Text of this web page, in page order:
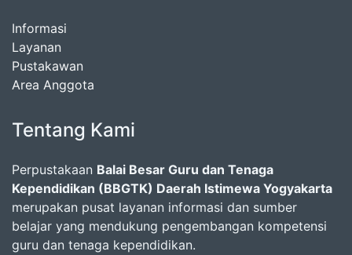
Informasi
Layanan
Pustakawan
Area Anggota
Tentang Kami
Perpustakaan Balai Besar Guru dan Tenaga
Kependidikan (BBGTK) Daerah Istimewa Yogyakarta
merupakan pusat layanan informasi dan sumber
belajar yang mendukung pengembangan kompetensi
guru dan tenaga kependidikan.